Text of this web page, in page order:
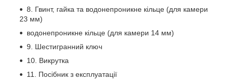
8. Гвинт, гайка та водонепроникне кільце (для камери
23 мм)
водонепроникне кільце (для камери 14 мм)
9. Шестигранний ключ
10. Викрутка
11. Посібник з експлуатації